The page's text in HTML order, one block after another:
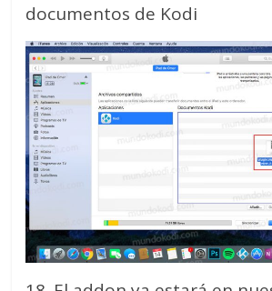
documentos de Kodi